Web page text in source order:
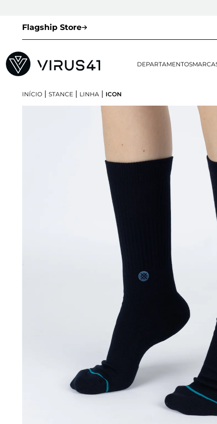
Flagship Store
DEPARTAMENTOS
INÍCIO | STANCE | LINHA | ICON